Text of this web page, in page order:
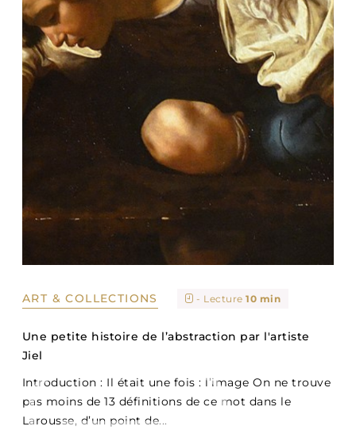
ART & COLLECTIONS - Lecture10 min
Une petite histoire de l’abstraction par l'artiste
Jiel
Introduction : Il était une fois : l’image On ne trouve
pas moins de 13 définitions de ce mot dans le
Larousse, d’un point de...